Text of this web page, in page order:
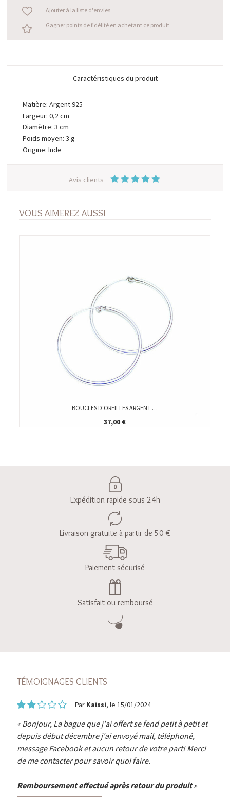
Ajouter à la liste d'envies
Gagner points de fidélité en achetant ce produit
Caractéristiques du produit
Matière: Argent 925
Largeur: 0,2 cm
Diamètre: 3 cm
Poids moyen: 3 g
Origine: Inde
Avis clients
VOUS AIMEREZ AUSSI
BOUCLES D'OREILLES ARGENT …
37,00 €
Expédition rapide sous 24h
Livraison gratuite à partir de 50 €
Paiement sécurisé
Satisfait ou remboursé
TÉMOIGNAGES CLIENTS
Par Kaissi, le 15/01/2024
Bonjour, La bague que j'ai offert se fend petit à petit et
depuis début décembre j'ai envoyé mail, téléphoné,
message Facebook et aucun retour de votre part! Merci
de me contacter pour savoir quoi faire.
Remboursement effectué après retour du produit